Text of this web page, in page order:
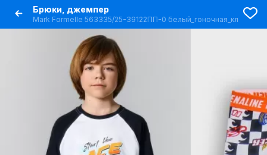
Брюки, джемпер
Mark Formelle 563335/25-39122ПП-0